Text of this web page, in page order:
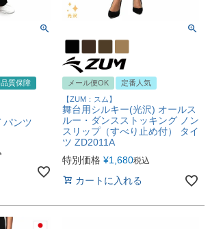
質保障
パンツ
メール便OK
定番人気
【ZUM：スム】
舞台用シルキー(光沢) オールス
ルー・ダンスストッキング ノン
スリップ（すべり止め付） タイ
ツ ZD2011A
特別価格 ¥1,680税込
カートに入れる